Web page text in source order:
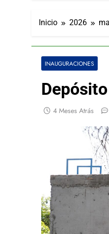
Inicio 2026
INAUGURACIONES
4 Meses Atrás